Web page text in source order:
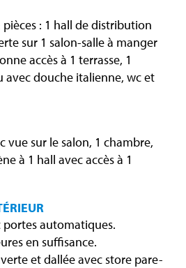
: 1 hall de distribution
sur 1 salon-salle à manger
accès à 1 terrasse, 1
avec douche italienne, wc et
vue sur le salon, 1 chambre,
à 1 hall avec accès à 1
portes automatiques.
en suffisance.
et dallée avec store pare-